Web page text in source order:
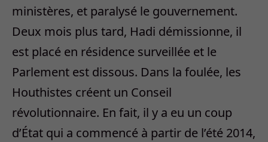
ministères, et paralysé le gouvernement.
Deux mois plus tard, Hadi démissionne, il
est placé en résidence surveillée et le
Parlement est dissous. Dans la foulée, les
Houthistes créent un Conseil
révolutionnaire. En fait, il y a eu un coup
d’État qui a commencé à partir de l’été 2014,